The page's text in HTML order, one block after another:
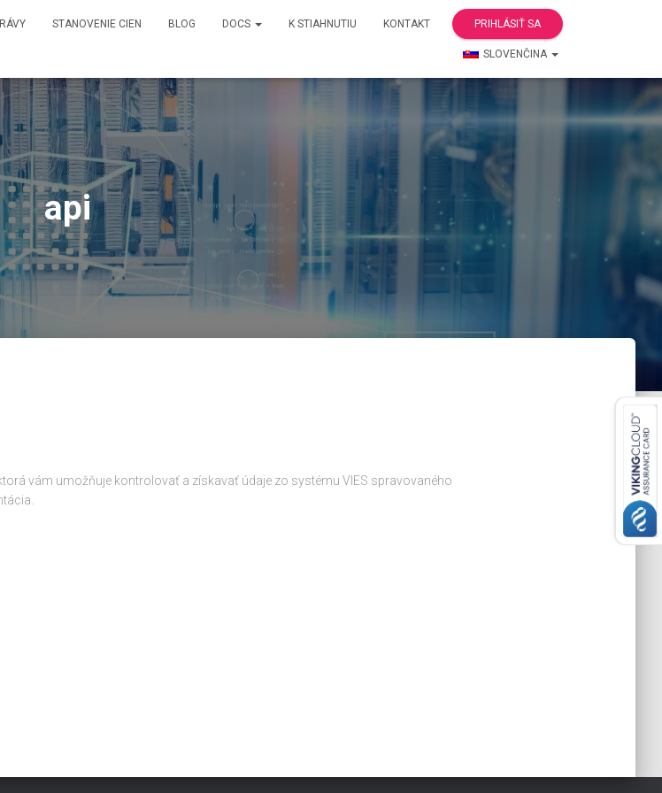
STANOVENIE CIEN BLOG DOCS K STIAHNUTIU KONTAKT PRIHLÁSIŤ SA
SLOVENČINA
api
vám umožňuje kontrolovať a získavať údaje zo systému VIES spravovaného